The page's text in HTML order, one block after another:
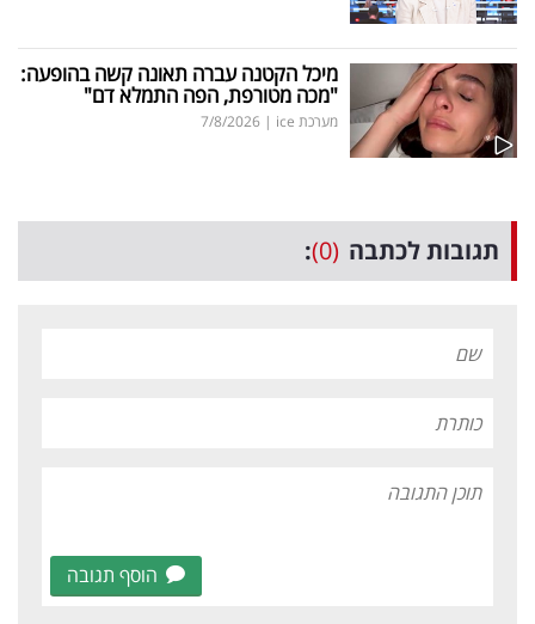
מיכל הקטנה עברה תאונה קשה בהופעה:
"מכה מטורפת, הפה התמלא דם"
מערכת ice |
7/8/2026
תגובות לכתבה (0)
:
הוסף תגובה